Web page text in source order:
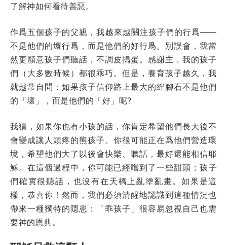
了解神如何看待善惡。
作爲五個孩子的父親，我越來越關注孩子們的行爲——
不是他們的壞行爲，而是他們的好行爲。別誤會，我當
然更願意孩子們聽話，不調皮搗蛋。感謝主，我的孩子
們（大多數時候）都很乖巧。但是，養育孩子越久，我
就越常自問：如果孩子信仰路上最大的絆腳石不是他們
的「壞」，而是他們的「好」呢?
我猜，如果你也有小孩的話，你肯定希望他們長大後不
會變成讓人頭疼的熊孩子。你很可能正在爲他們營造環
境，希望他們大了以後會快樂、聽話，最好還能相信耶
穌。在這個過程中，你可能已經嚐到了一些甜頭；孩子
們確實很聽話，也沒有在天橋上亂塗亂畫。如果是這
樣，恭喜你！然而，我們必須清醒地認識到這種情況也
帶來一種獨特的隱患：「乖孩子」很容易忽視自己也需
要神的恩典。